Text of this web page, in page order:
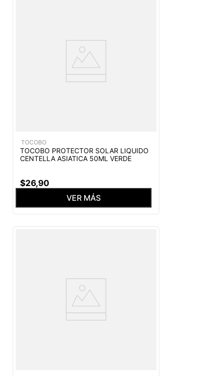
TOCOBO
TOCOBO PROTECTOR SOLAR LIQUIDO
CENTELLA ASIATICA 50ML VERDE
$26,90
VER MÁS